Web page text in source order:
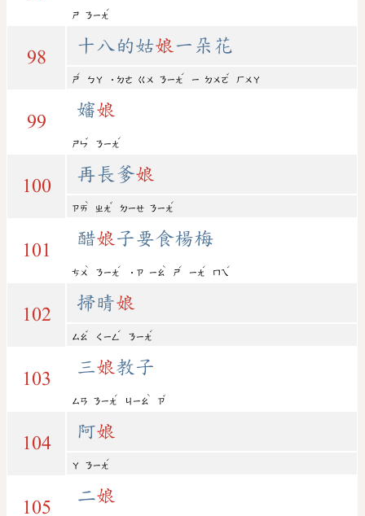
ㄕ ㄋㄧㄤ
ˊ
98
十八的姑娘 一朵花
ㄕ
ˊ
ㄅㄚ ˙ㄉㄜ ㄍㄨ ㄋㄧㄤ
ˊ
ㄧ ㄉㄨㄛ
ˇ
ㄏㄨㄚ
99
嬸娘
ㄕㄣ
ˇ
ㄋㄧㄤ
ˊ
100
再長爹娘
ㄗㄞ
ˋ
ㄓㄤ
ˇ
ㄉㄧㄝ ㄋㄧㄤ
ˊ
101
醋娘 子要食楊梅
ㄘㄨ
ˋ
ㄋㄧㄤ
ˊ
˙ㄗ ㄧㄠ
ˋ
ㄕ
ˊ
ㄧㄤ
ˊ
ㄇㄟ
ˊ
102
掃晴娘
ㄙㄠ
ˇ
ㄑㄧㄥ
ˊ
ㄋㄧㄤ
ˊ
103
三娘教子
ㄙㄢ ㄋㄧㄤ
ˊ
ㄐㄧㄠ
ˋ
ㄗ
ˇ
104
阿娘
ㄚ ㄋㄧㄤ
ˊ
105
二娘